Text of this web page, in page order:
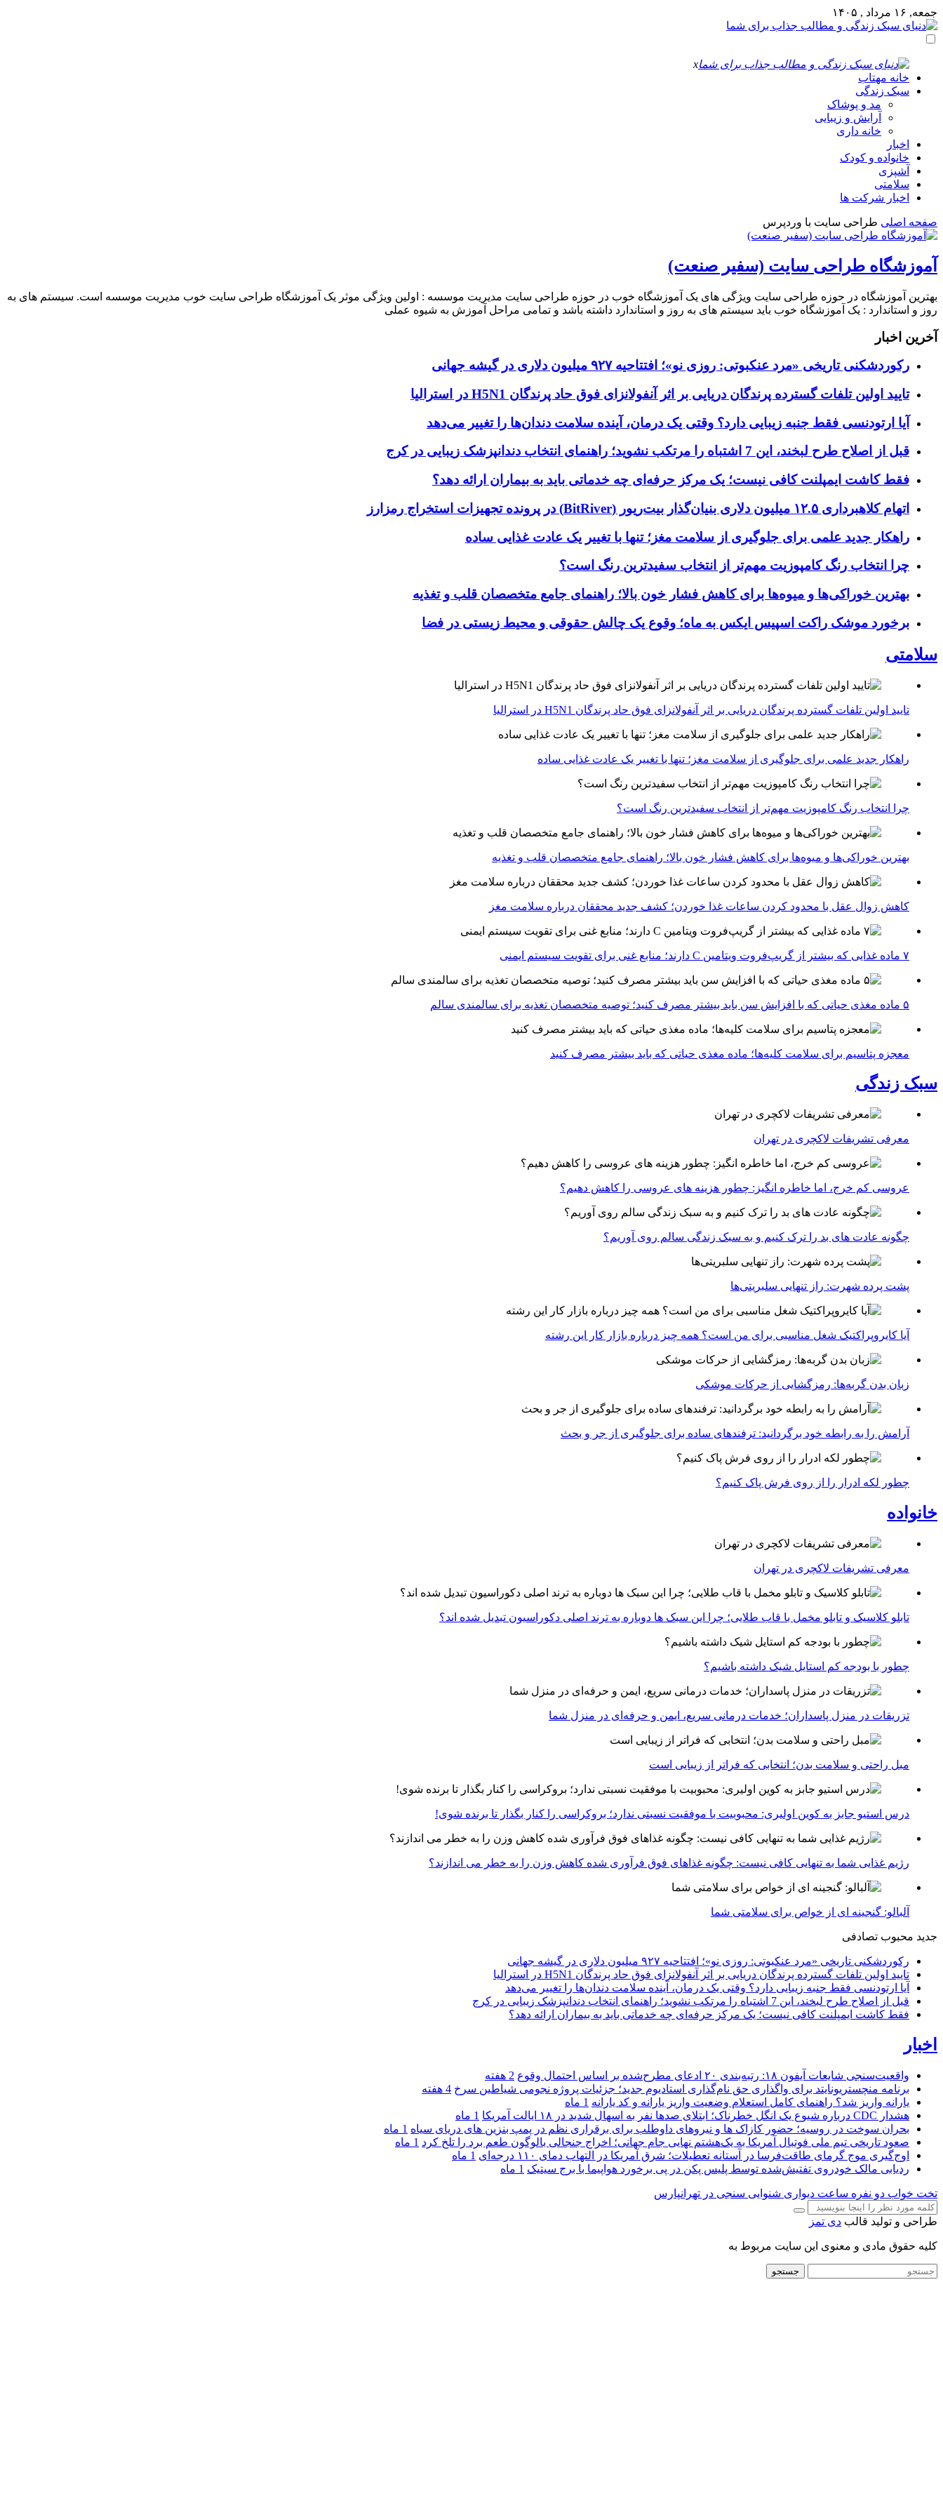
جمعه, ۱۶ مرداد , ۱۴۰۵
x
خانه مهتاب
سبک زندگی
مد و پوشاک
آرایش و زیبایی
خانه داری
اخبار
خانواده و کودک
آشپزی
سلامتی
اخبار شرکت ها
صفحه اصلی طراحی سایت با وردپرس
آموزشگاه طراحی سایت (سفیر صنعت)
بهترین آموزشگاه در حوزه طراحی سایت ویژگی های یک آموزشگاه خوب در حوزه طراحی سایت مدیریت موسسه : اولین ویژگی موثر یک آموزشگاه طراحی سایت خوب مدیریت موسسه است. سیستم های به
روز و استاندارد : یک آموزشگاه خوب باید سیستم های به روز و استاندارد داشته باشد و تمامی مراحل آموزش به شیوه عملی
آخرین اخبار
رکوردشکنی تاریخی «مرد عنکبوتی: روزی نو»؛ افتتاحیه ۹۲۷ میلیون دلاری در گیشه جهانی
تایید اولین تلفات گسترده پرندگان دریایی بر اثر آنفولانزای فوق حاد پرندگان H5N1 در استرالیا
آیا ارتودنسی فقط جنبه زیبایی دارد؟ وقتی یک درمان، آینده سلامت دندان‌ها را تغییر می‌دهد
قبل از اصلاح طرح لبخند، این 7 اشتباه را مرتکب نشوید؛ راهنمای انتخاب دندانپزشک زیبایی در کرج
فقط کاشت ایمپلنت کافی نیست؛ یک مرکز حرفه‌ای چه خدماتی باید به بیماران ارائه دهد؟
اتهام کلاهبرداری ۱۲.۵ میلیون دلاری بنیان‌گذار بیت‌ریور (BitRiver) در پرونده تجهیزات استخراج رمزارز
راهکار جدید علمی برای جلوگیری از سلامت مغز؛ تنها با تغییر یک عادت غذایی ساده
چرا انتخاب رنگ کامپوزیت مهم‌تر از انتخاب سفیدترین رنگ است؟
بهترین خوراکی‌ها و میوه‌ها برای کاهش فشار خون بالا؛ راهنمای جامع متخصصان قلب و تغذیه
برخورد موشک راکت اسپیس ایکس به ماه؛ وقوع یک چالش حقوقی و محیط زیستی در فضا
سلامتی
تایید اولین تلفات گسترده پرندگان دریایی بر اثر آنفولانزای فوق حاد پرندگان H5N1 در استرالیا
راهکار جدید علمی برای جلوگیری از سلامت مغز؛ تنها با تغییر یک عادت غذایی ساده
چرا انتخاب رنگ کامپوزیت مهم‌تر از انتخاب سفیدترین رنگ است؟
بهترین خوراکی‌ها و میوه‌ها برای کاهش فشار خون بالا؛ راهنمای جامع متخصصان قلب و تغذیه
کاهش زوال عقل با محدود کردن ساعات غذا خوردن؛ کشف جدید محققان درباره سلامت مغز
۷ ماده غذایی که بیشتر از گریپ‌فروت ویتامین C دارند؛ منابع غنی برای تقویت سیستم ایمنی
۵ ماده مغذی حیاتی که با افزایش سن باید بیشتر مصرف کنید؛ توصیه متخصصان تغذیه برای سالمندی سالم
معجزه پتاسیم برای سلامت کلیه‌ها؛ ماده مغذی حیاتی که باید بیشتر مصرف کنید
سبک زندگی
معرفی تشریفات لاکچری در تهران
عروسی کم خرج، اما خاطره انگیز: چطور هزینه های عروسی را کاهش دهیم؟
چگونه عادت‌ های بد را ترک کنیم و به سبک زندگی سالم روی آوریم؟
پشت پرده شهرت: راز تنهایی سلبریتی‌ها
آیا کایروپراکتیک شغل مناسبی برای من است؟ همه چیز درباره بازار کار این رشته
زبان بدن گربه‌ها: رمزگشایی از حرکات موشکی
آرامش را به رابطه خود برگردانید: ترفندهای ساده برای جلوگیری از جر و بحث
چطور لکه ادرار را از روی فرش پاک کنیم؟
خانواده
معرفی تشریفات لاکچری در تهران
تابلو کلاسیک و تابلو مخمل با قاب طلایی؛ چرا این سبک ها دوباره به ترند اصلی دکوراسیون تبدیل شده اند؟
چطور با بودجه کم استایل شیک داشته باشیم؟
تزریقات در منزل پاسداران؛ خدمات درمانی سریع، ایمن و حرفه‌ای در منزل شما
مبل راحتی و سلامت بدن؛ انتخابی که فراتر از زیبایی است
درس استیو جابز به کوین اولیری: محبوبیت با موفقیت نسبتی ندارد؛ بروکراسی را کنار بگذار تا برنده شوی!
رژیم غذایی شما به تنهایی کافی نیست: چگونه غذاهای فوق فرآوری شده کاهش وزن را به خطر می اندازند؟
آلبالو: گنجینه ای از خواص برای سلامتی شما
جدید محبوب تصادفی
رکوردشکنی تاریخی «مرد عنکبوتی: روزی نو»؛ افتتاحیه ۹۲۷ میلیون دلاری در گیشه جهانی
تایید اولین تلفات گسترده پرندگان دریایی بر اثر آنفولانزای فوق حاد پرندگان H5N1 در استرالیا
آیا ارتودنسی فقط جنبه زیبایی دارد؟ وقتی یک درمان، آینده سلامت دندان‌ها را تغییر می‌دهد
قبل از اصلاح طرح لبخند، این 7 اشتباه را مرتکب نشوید؛ راهنمای انتخاب دندانپزشک زیبایی در کرج
فقط کاشت ایمپلنت کافی نیست؛ یک مرکز حرفه‌ای چه خدماتی باید به بیماران ارائه دهد؟
اخبار
واقعیت‌سنجی شایعات آیفون ۱۸: رتبه‌بندی ۲۰ ادعای مطرح‌شده بر اساس احتمال وقوع
2 هفته
برنامه منچستریونایتد برای واگذاری حق نام‌گذاری استادیوم جدید؛ جزئیات پروژه نجومی شیاطین سرخ 4 هفته
یارانه واریز شد؟ راهنمای کامل استعلام وضعیت واریز یارانه و کد یارانه 1 ماه
هشدار CDC درباره شیوع یک انگل خطرناک؛ ابتلای صدها نفر به اسهال شدید در ۱۸ ایالت آمریکا
1 ماه
بحران سوخت در روسیه؛ حضور کازاک‌ ها و نیروهای داوطلب برای برقراری نظم در پمپ بنزین‌ های دریای سیاه 1 ماه
صعود تاریخی تیم ملی فوتبال آمریکا به یک‌هشتم نهایی جام جهانی؛ اخراج جنجالی بالوگون طعم برد را تلخ کرد 1 ماه
اوج‌گیری موج گرمای طاقت‌فرسا در آستانه تعطیلات؛ شرق آمریکا در التهاب دمای ۱۱۰ درجه‌ای
1 ماه
ردیابی مالک خودروی تفتیش‌شده توسط پلیس پکن در پی برخورد هواپیما با برج سیتیک 1 ماه
تخت خواب دو نفره ساعت دیواری شنوایی سنجی در تهرانپارس
طراحی و تولید قالب دی تمز
کلیه حقوق مادی و معنوی این سایت مربوط به
جستجو